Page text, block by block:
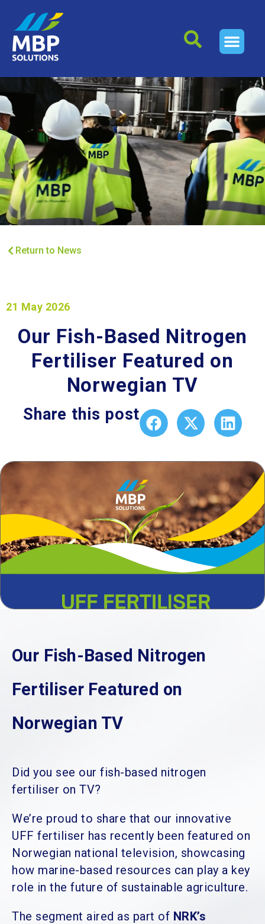
Return to News
21 May 2026
Our Fish-Based Nitrogen
Fertiliser Featured on
Norwegian TV
Share this post
Our Fish-Based Nitrogen
Fertiliser Featured on
Norwegian TV
Did you see our fish-based nitrogen
fertiliser on TV?
We’re proud to share that our innovative
UFF fertiliser has recently been featured on
Norwegian national television, showcasing
how marine-based resources can play a key
role in the future of sustainable agriculture.
The segment aired as part of NRK’s